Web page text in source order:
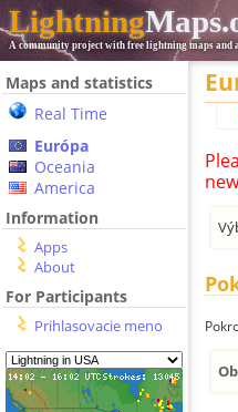
Lightning
A community project with free lightning maps and
Maps and statistics
Real Time
Európa
Oceania
America
Information
Apps
About
For Participants
Prihlasovacie meno